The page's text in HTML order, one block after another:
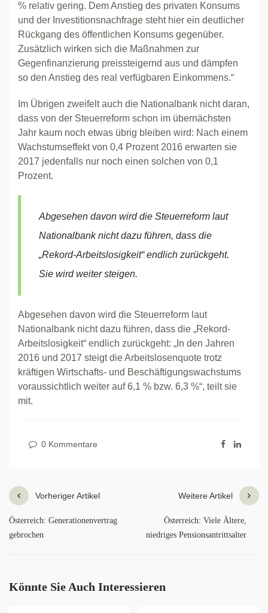
% relativ gering. Dem Anstieg des privaten Konsums
und der Investitionsnachfrage steht hier ein deutlicher
Rückgang des öffentlichen Konsums gegenüber.
Zusätzlich wirken sich die Maßnahmen zur
Gegenfinanzierung preissteigernd aus und dämpfen
so den Anstieg des real verfügbaren Einkommens.“
Im Übrigen zweifelt auch die Nationalbank nicht daran,
dass von der Steuerreform schon im übernächsten
Jahr kaum noch etwas übrig bleiben wird: Nach einem
Wachstumseffekt von 0,4 Prozent 2016 erwarten sie
2017 jedenfalls nur noch einen solchen von 0,1
Prozent.
Abgesehen davon wird die Steuerreform laut
Nationalbank nicht dazu führen, dass die
„Rekord-Arbeitslosigkeit“ endlich zurückgeht.
Sie wird weiter steigen.
Abgesehen davon wird die Steuerreform laut
Nationalbank nicht dazu führen, dass die „Rekord-
Arbeitslosigkeit“ endlich zurückgeht: „In den Jahren
2016 und 2017 steigt die Arbeitslosenquote trotz
kräftigen Wirtschafts- und Beschäftigungswachstums
voraussichtlich weiter auf 6,1 % bzw. 6,3 %“, teilt sie
mit.
0 Kommentare
Vorheriger Artikel
Österreich: Generationenvertrag
gebrochen
Weitere Artikel
Österreich: Viele Ältere,
niedriges Pensionsantrittsalter
Könnte Sie Auch Interessieren